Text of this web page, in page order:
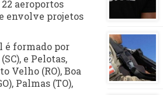
aeroportos
envolve projetos
é formado por
e Pelotas,
Velho (RO), Boa
Palmas (TO),